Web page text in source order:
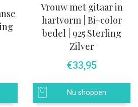
Vrouw met gitaar in
hartvorm | Bi-color
bedel | 925 Sterling
Zilver
€33,95
Nu shoppen